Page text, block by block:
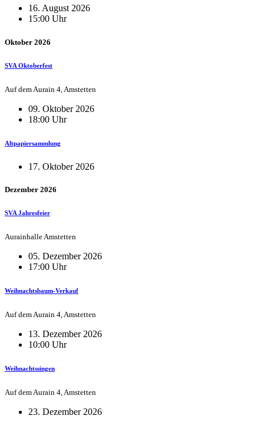
16. August 2026
15:00 Uhr
Oktober 2026
SVA Oktoberfest
Auf dem Aurain 4, Amstetten
09. Oktober 2026
18:00 Uhr
Altpapiersammlung
17. Oktober 2026
Dezember 2026
SVA Jahresfeier
Aurainhalle Amstetten
05. Dezember 2026
17:00 Uhr
Weihnachtsbaum-Verkauf
Auf dem Aurain 4, Amstetten
13. Dezember 2026
10:00 Uhr
Weihnachtssingen
Auf dem Aurain 4, Amstetten
23. Dezember 2026